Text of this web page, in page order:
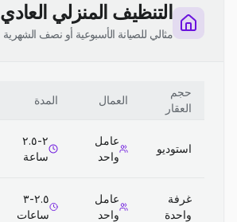
التنظيف المنزلي العادي
مثالي للصيانة الأسبوعية أو نصف الشهرية
حجم
العقار
العمال المدة
استوديو
عامل
واحد
٢-٢.٥
ساعة
غرفة
واحدة
عامل
واحد
٢.٥-٣
ساعات